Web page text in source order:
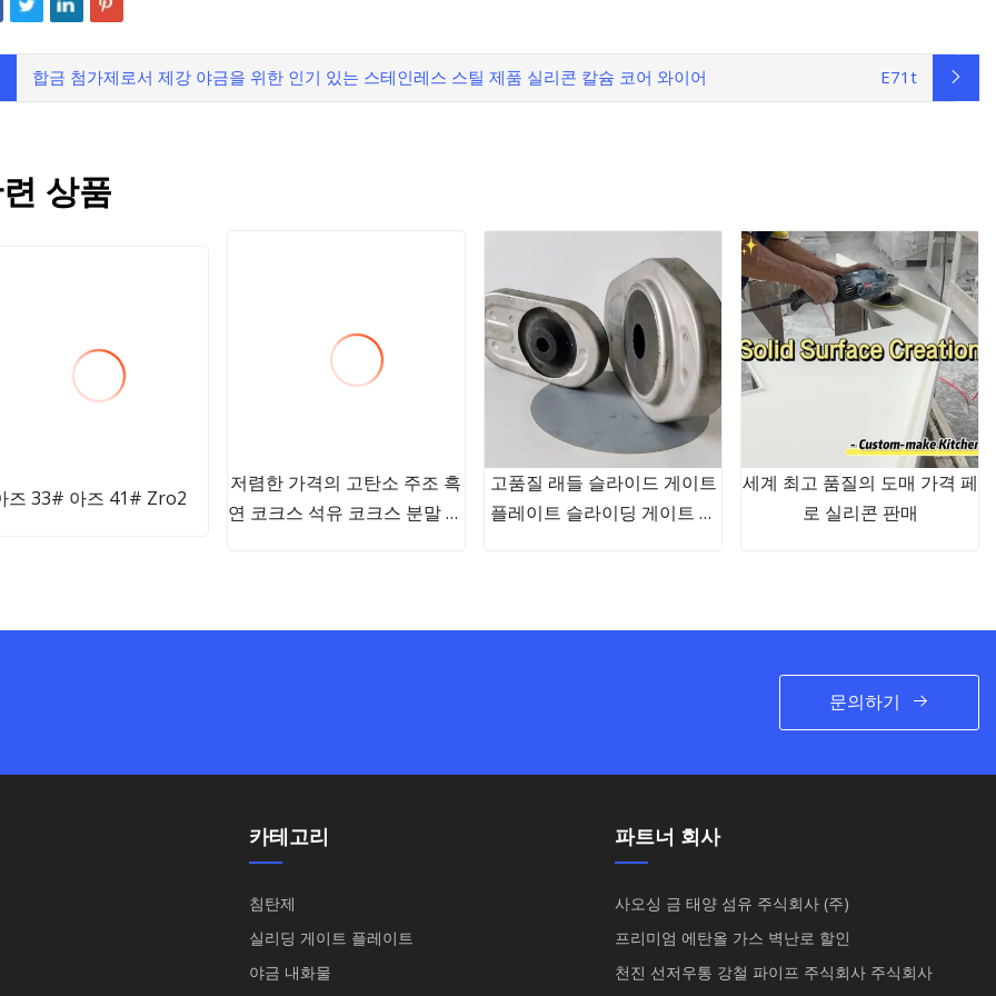
합금 첨가제로서 제강 야금을 위한 인기 있는 스테인레스 스틸 제품 실리콘 칼슘 코어 와이어 E71t
상품
즈 33# 아즈 41# Zro2
저렴한 가격의 고탄소 주조 흑
연 코크스 석유 코크스 분말 입
고품질 래들 슬라이드 게이트
플레이트 슬라이딩 게이트 플
세계 최고 품질의 도매 가격 페
로 실리콘 판매
문의하기
카테고리
침탄제
실리딩 게이트 플레이트
야금 내화물
파트너 회사
사오싱 금 태양 섬유 주식회사 (주)
프리미엄 에탄올 가스 벽난로 할인
천진 선저우통 강철 파이프 주식회사 주식회사